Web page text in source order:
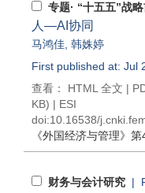
专题· “十五五”战
人—AI协同
马鸿佳 韩姝婷
First published at: Jul
查看： HTML 全文 |
KB) | ESI
doi:10.16538/
《外国经济与管理》 第
财务与会计研究 |